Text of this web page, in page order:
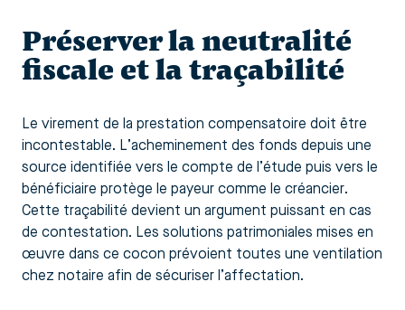
Préserver la neutralité
fiscale et la traçabilité
Le virement de la prestation compensatoire doit être
incontestable. L’acheminement des fonds depuis une
source identifiée vers le compte de l’étude puis vers le
bénéficiaire protège le payeur comme le créancier.
Cette traçabilité devient un argument puissant en cas
de contestation. Les solutions patrimoniales mises en
œuvre dans ce cocon prévoient toutes une ventilation
chez notaire afin de sécuriser l’affectation.